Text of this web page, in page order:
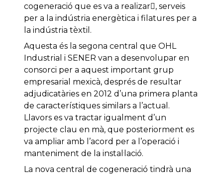
cogeneració que es va a realizar, serveis
per a la indústria energètica i filatures per a
la indústria tèxtil.
Aquesta és la segona central que OHL
Industrial i SENER van a desenvolupar en
consorci per a aquest important grup
empresarial mexicà, després de resultar
adjudicatàries en 2012 d’una primera planta
de característiques similars a l’actual.
Llavors es va tractar igualment d’un
projecte clau en mà, que posteriorment es
va ampliar amb l’acord per a l’operació i
manteniment de la instal·lació.
La nova central de cogeneració tindrà una